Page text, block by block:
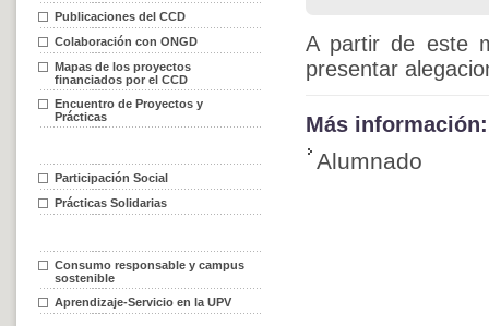
Publicaciones del CCD
Colaboración con ONGD
Mapas de los proyectos
financiados por el CCD
Encuentro de Proyectos y
Prácticas
Participación Social
Prácticas Solidarias
Consumo responsable y campus
sostenible
Aprendizaje-Servicio en la UPV
A partir de este
presentar
Más información:
Alumnado